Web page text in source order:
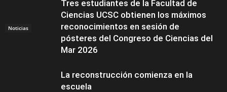
Noticias
Tres estudiantes de la Facultad de
Ciencias UCSC obtienen los máximos
reconocimientos en sesión de
pósteres del Congreso de Ciencias del
Mar 2026
La reconstrucción comienza en la
escuela